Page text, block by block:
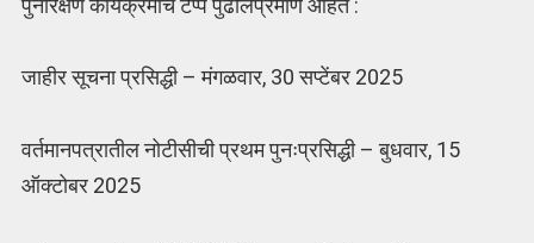
पुनरिक्षण कार्यक्रमाचे टप्पे पुढीलप्रमाणे आहेत :
जाहीर सूचना प्रसिद्धी – मंगळवार, 30 सप्टेंबर 2025
वर्तमानपत्रातील नोटीसीची प्रथम पुनःप्रसिद्धी – बुधवार, 15
ऑक्टोबर 2025